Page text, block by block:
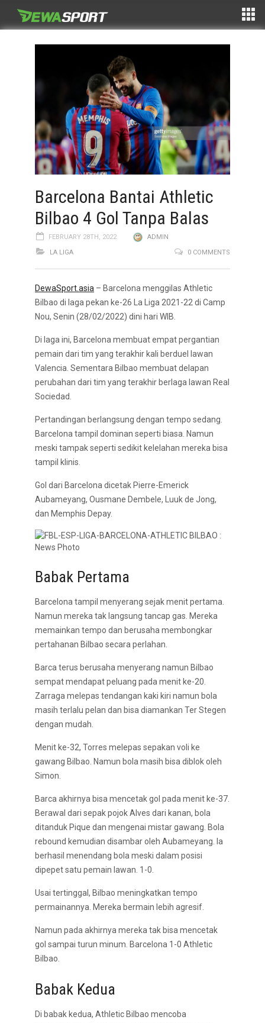
Barcelona Bantai Athletic
Bilbao 4 Gol Tanpa Balas
FEBRUARY 28TH, 2022
ADMIN
LA LIGA
0 COMMENTS
DewaSport.asia – Barcelona menggilas Athletic
Bilbao di laga pekan ke-26 La Liga 2021-22 di Camp
Nou, Senin (28/02/2022) dini hari WIB.
Di laga ini, Barcelona membuat empat pergantian
pemain dari tim yang terakhir kali berduel lawan
Valencia. Sementara Bilbao membuat delapan
perubahan dari tim yang terakhir berlaga lawan Real
Sociedad.
Pertandingan berlangsung dengan tempo sedang.
Barcelona tampil dominan seperti biasa. Namun
meski tampak seperti sedikit kelelahan mereka bisa
tampil klinis.
Gol dari Barcelona dicetak Pierre-Emerick
Aubameyang, Ousmane Dembele, Luuk de Jong,
dan Memphis Depay.
Babak Pertama
Barcelona tampil menyerang sejak menit pertama.
Namun mereka tak langsung tancap gas. Mereka
memainkan tempo dan berusaha membongkar
pertahanan Bilbao secara perlahan.
Barca terus berusaha menyerang namun Bilbao
sempat mendapat peluang pada menit ke-20.
Zarraga melepas tendangan kaki kiri namun bola
masih terlalu pelan dan bisa diamankan Ter Stegen
dengan mudah.
Menit ke-32, Torres melepas sepakan voli ke
gawang Bilbao. Namun bola masih bisa diblok oleh
Simon.
Barca akhirnya bisa mencetak gol pada menit ke-37.
Berawal dari sepak pojok Alves dari kanan, bola
ditanduk Pique dan mengenai mistar gawang. Bola
rebound kemudian disambar oleh Aubameyang. Ia
berhasil menendang bola meski dalam posisi
dipepet satu pemain lawan. 1-0.
Usai tertinggal, Bilbao meningkatkan tempo
permainannya. Mereka bermain lebih agresif.
Namun pada akhirnya mereka tak bisa mencetak
gol sampai turun minum. Barcelona 1-0 Athletic
Bilbao.
Babak Kedua
Di babak kedua, Athletic Bilbao mencoba